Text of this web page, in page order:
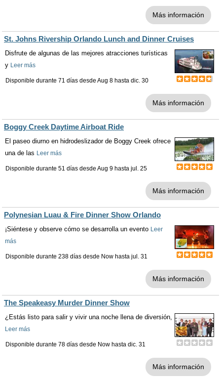
Más información
St. Johns Rivership Orlando Lunch and Dinner Cruises
Disfrute de algunas de las mejores atracciones turísticas
y Leer más
Disponible durante 71 días desde Aug 8 hasta dic. 30
Más información
Boggy Creek Daytime Airboat Ride
El paseo diurno en hidrodeslizador de Boggy Creek ofrece
una de las Leer más
Disponible durante 51 días desde Aug 9 hasta jul. 25
Más información
Polynesian Luau & Fire Dinner Show Orlando
¡Siéntese y observe cómo se desarrolla un evento Leer
más
Disponible durante 238 días desde Now hasta jul. 31
Más información
The Speakeasy Murder Dinner Show
¿Estás listo para salir y vivir una noche llena de diversión,
Leer más
Disponible durante 78 días desde Now hasta dic. 31
Más información